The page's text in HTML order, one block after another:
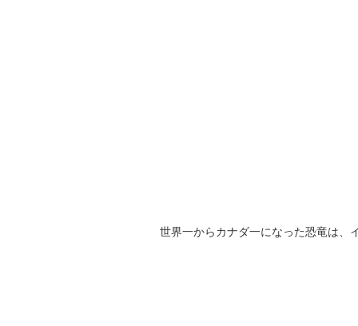
世界一からカナダ一になった恐竜は、